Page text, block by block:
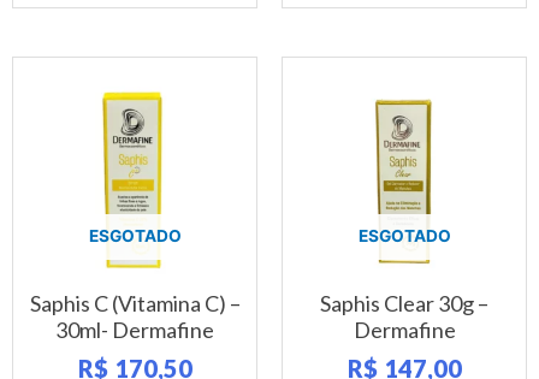
ESGOTADO
Saphis C (Vitamina C) –
30ml- Dermafine
R$ 170,50
ESGOTADO
Saphis Clear 30g –
Dermafine
R$ 147,00